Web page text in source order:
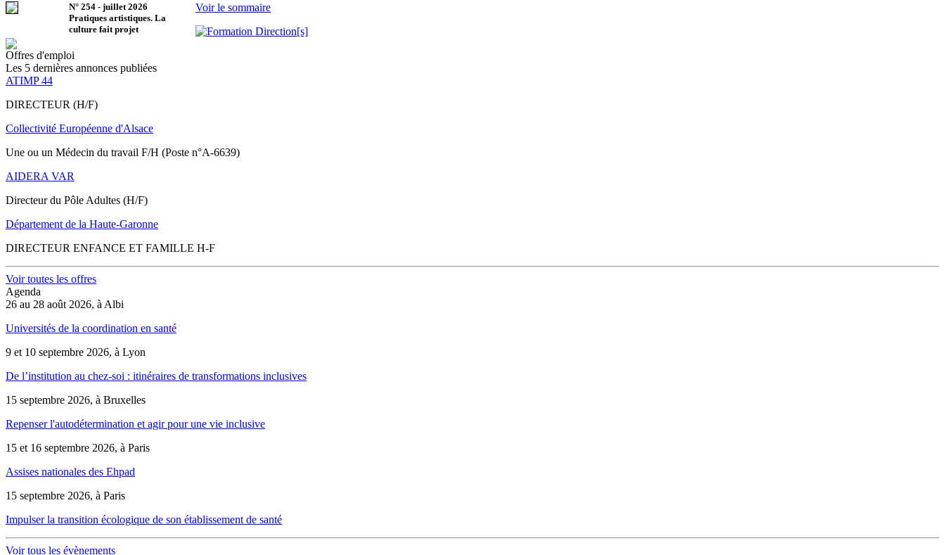
N° 254 - juillet 2026
Pratiques artistiques. La
culture fait projet
Voir le sommaire
Offres d'emploi
Les 5 dernières annonces publiées
ATIMP 44
DIRECTEUR (H/F)
Collectivité Européenne d'Alsace
Une ou un Médecin du travail F/H (Poste n°A-6639)
AIDERA VAR
Directeur du Pôle Adultes (H/F)
Département de la Haute-Garonne
DIRECTEUR ENFANCE ET FAMILLE H-F
Voir toutes les offres
Agenda
26 au 28 août 2026, à Albi
Universités de la coordination en santé
9 et 10 septembre 2026, à Lyon
De l’institution au chez-soi : itinéraires de transformations inclusives
15 septembre 2026, à Bruxelles
Repenser l'autodétermination et agir pour une vie inclusive
15 et 16 septembre 2026, à Paris
Assises nationales des Ehpad
15 septembre 2026, à Paris
Impulser la transition écologique de son établissement de santé
Voir tous les évènements